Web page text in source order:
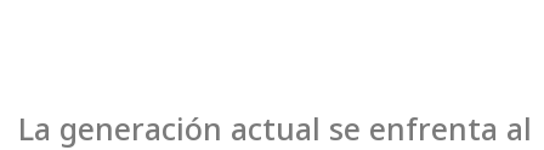
La generación actual se enfrenta al